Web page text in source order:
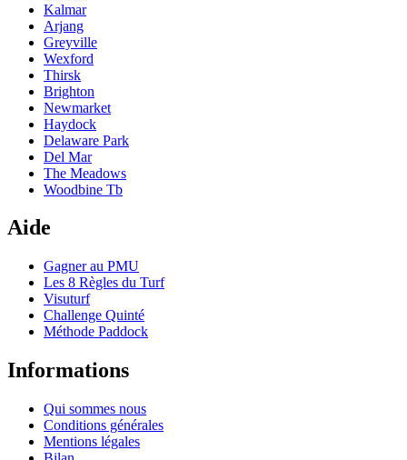
Kalmar
Arjang
Greyville
Wexford
Thirsk
Brighton
Newmarket
Haydock
Delaware Park
Del Mar
The Meadows
Woodbine Tb
Aide
Gagner au PMU
Les 8 Règles du Turf
Visuturf
Challenge Quinté
Méthode Paddock
Informations
Qui sommes nous
Conditions générales
Mentions légales